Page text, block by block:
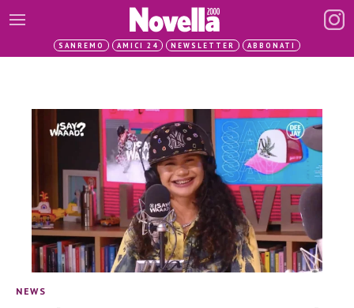
SANREMO AMICI 24 NEWSLETTER ABBONATI
NEWS